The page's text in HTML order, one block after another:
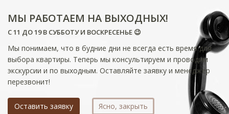
МЫ РАБОТАЕМ НА ВЫХОДНЫХ!
С 11 ДО 19 В СУББОТУ И ВОСКРЕСЕНЬЕ 😉
Мы понимаем, что в будние дни не всегда есть время для
выбора квартиры. Теперь мы консультируем и проводим
экскурсии и по выходным. Оставляйте заявку и менеджер
перезвонит!
Оставить заявку Ясно, закрыть